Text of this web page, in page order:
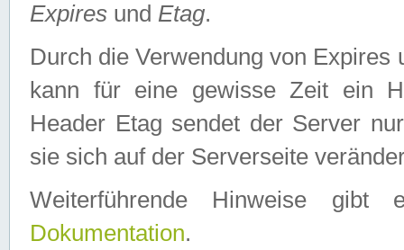
Expires und Etag.
Durch die Verwendung von
kann für eine gewisse Zeit ein
Header Etag sendet der Server
sie sich auf der Serverseite
Weiterführende Hinweise
Dokumentation.